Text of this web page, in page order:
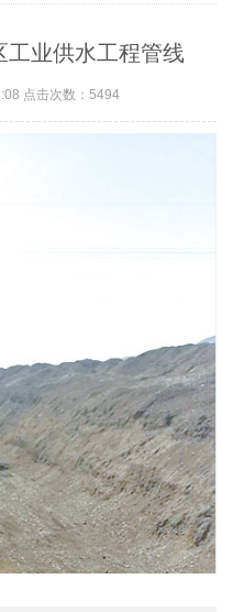
工业供水工程管线
点击次数：5494